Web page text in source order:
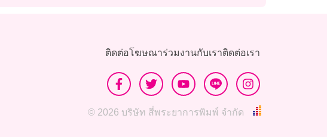
ติดต่อโฆษณาร่วมงานกับเราติดต่อเรา
© 2026 บริษัท สี่พระยาการพิมพ์ จำกัด